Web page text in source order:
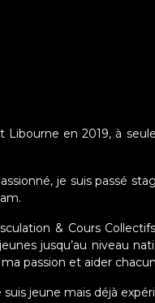
Libourne en 2019, à
je suis passé
& Cours
jusqu’au niveau
passion et aider
jeune mais déjà